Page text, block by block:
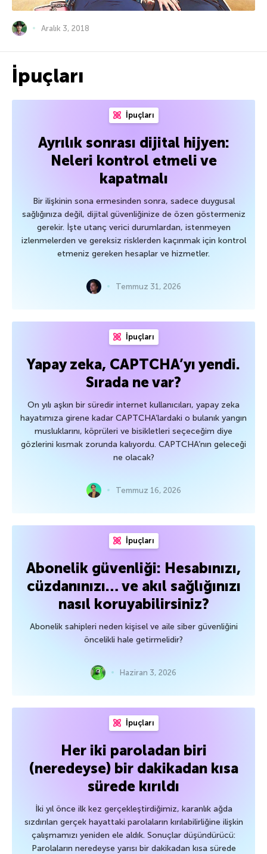
Aralık 3, 2018
İpuçları
İpuçları
Ayrılık sonrası dijital hijyen:
Neleri kontrol etmeli ve
kapatmalı
Bir ilişkinin sona ermesinden sonra, sadece duygusal
sağlığınıza değil, dijital güvenliğinize de özen göstermeniz
gerekir. İşte utanç verici durumlardan, istenmeyen
izlenmelerden ve gereksiz risklerden kaçınmak için kontrol
etmeniz gereken hesaplar ve hizmetler.
Temmuz 31, 2026
İpuçları
Yapay zeka, CAPTCHA’yı yendi.
Sırada ne var?
On yılı aşkın bir süredir internet kullanıcıları, yapay zeka
hayatımıza girene kadar CAPTCHA’lardaki o bulanık yangın
musluklarını, köprüleri ve bisikletleri seçeceğim diye
gözlerini kısmak zorunda kalıyordu. CAPTCHA’nın geleceği
ne olacak?
Temmuz 16, 2026
İpuçları
Abonelik güvenliği: Hesabınızı,
cüzdanınızı… ve akıl sağlığınızı
nasıl koruyabilirsiniz?
Abonelik sahipleri neden kişisel ve aile siber güvenliğini
öncelikli hale getirmelidir?
Haziran 3, 2026
İpuçları
Her iki paroladan biri
(neredeyse) bir dakikadan kısa
sürede kırıldı
İki yıl önce ilk kez gerçekleştirdiğimiz, karanlık ağda
sızdırılan gerçek hayattaki parolaların kırılabilirliğine ilişkin
çalışmamızı yeniden ele aldık. Sonuçlar düşündürücü:
Parolaların neredeyse yarısı bir dakikadan kısa sürede